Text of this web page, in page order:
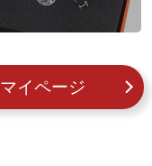
マイページ